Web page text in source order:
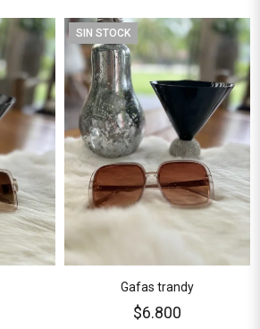
SIN STOCK
Gafas trandy
$6.800